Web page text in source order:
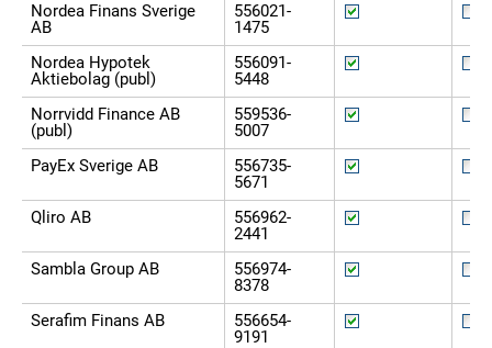
Nordea Finans Sverige
AB
556021-
1475
Nordea Hypotek
Aktiebolag (publ)
556091-
5448
Norrvidd Finance AB
(publ)
559536-
5007
PayEx Sverige AB
556735-
5671
Qliro AB
556962-
2441
Sambla Group AB
556974-
8378
Serafim Finans AB
556654-
9191